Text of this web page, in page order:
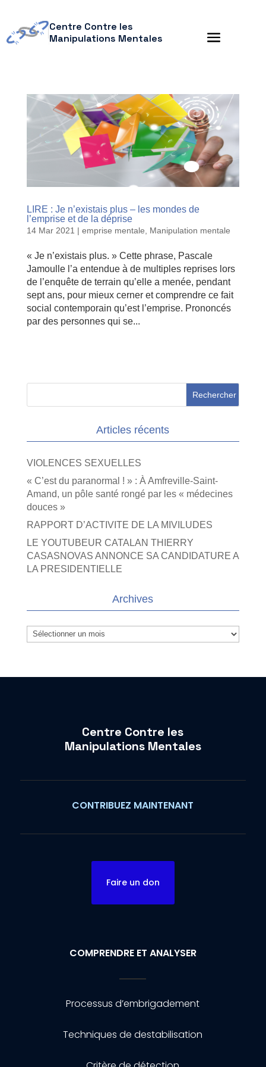
Centre Contre les
Manipulations Mentales
LIRE : Je n’existais plus – les mondes de
l’emprise et de la déprise
14 Mar 2021 | emprise mentale Manipulation mentale
« Je n’existais plus. » Cette phrase, Pascale
Jamoulle l’a entendue à de multiples reprises lors
de l’enquête de terrain qu’elle a menée, pendant
sept ans, pour mieux cerner et comprendre ce fait
social contemporain qu’est l’emprise. Prononcés
par des personnes qui se...
Articles récents
VIOLENCES SEXUELLES
« C’est du paranormal ! » : À Amfreville-Saint-
Amand, un pôle santé rongé par les « médecines
douces »
RAPPORT D’ACTIVITE DE LA MIVILUDES
LE YOUTUBEUR CATALAN THIERRY
CASASNOVAS ANNONCE SA CANDIDATURE A
LA PRESIDENTIELLE
Archives
Archives
Centre Contre les
Manipulations Mentales
CONTRIBUEZ MAINTENANT
Faire un don
COMPRENDRE ET ANALYSER
Processus d’embrigadement
Techniques de destabilisation